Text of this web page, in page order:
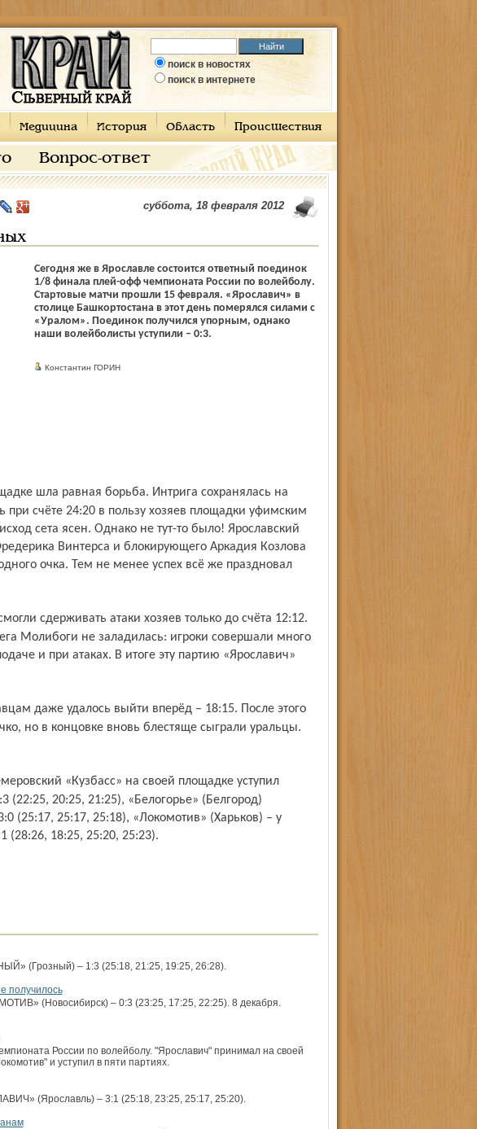
поиск в новостях
поиск в интернете
Медицина История Область Происшествия
Вопрос-ответ
суббота, 18 февраля 2012
Сегодня же в Ярославле состоится ответный поединок
1/8 финала плей-офф чемпионата России по волейболу.
Стартовые матчи прошли 15 февраля. «Ярославич» в
столице Башкортостана в этот день померялся силами с
«Уралом». Поединок получился упорным, однако
наши волейболисты уступили – 0:3.
Константин ГОРИН
счёте 24:20 в пользу хозяев площадки уфимским
сета ясен. Однако не тут-то было! Ярославский
Винтерса и блокирующего Аркадия Козлова
очка. Тем не менее успех всё же праздновал
Молибоги не заладилась: игроки совершали много
и при атаках. В итоге эту партию «Ярославич»
но в концовке вновь блестяще сыграли уральцы.
(22:25, 20:25, 21:25), «Белогорье» (Белгород)
(25:17, 25:17, 25:18), «Локомотив» (Харьков) – у
(28:26, 18:25, 25:20, 25:23).
(Грозный) – 1:3 (25:18, 21:25, 19:25, 26:28).
получилось
(Новосибирск) – 0:3 (23:25, 17:25, 22:25). 8 декабря.
России по волейболу. "Ярославич" принимал на своей
и уступил в пяти партиях.
(Ярославль) – 3:1 (25:18, 23:25, 25:17, 25:20).